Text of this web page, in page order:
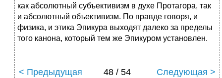
как абсолютный субъективизм в духе Протагора, так
и абсолютный объективизм. По правде говоря, и
физика, и этика Эпикура выходят далеко за пределы
того канона, который тем же Эпикуром установлен.
< Предыдущая 48 / 54 Следующая >